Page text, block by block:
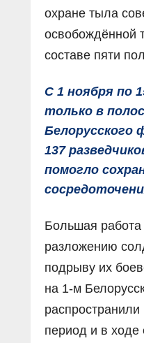
охране тыла
освобождённой
составе пяти
С 1 ноября по
только в
Белорусского
137
помогло
Большая
разложению
подрыву их
на 1-м
период и в ходе